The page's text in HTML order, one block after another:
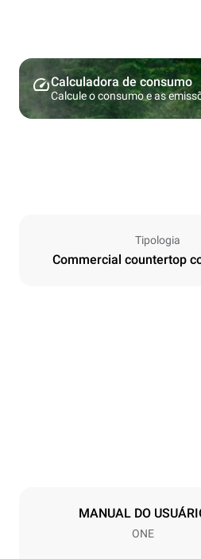
Calculadora de consumo
Calcule o consumo e as
Tipologia
Commercial countertop
MANUAL DO
ONE